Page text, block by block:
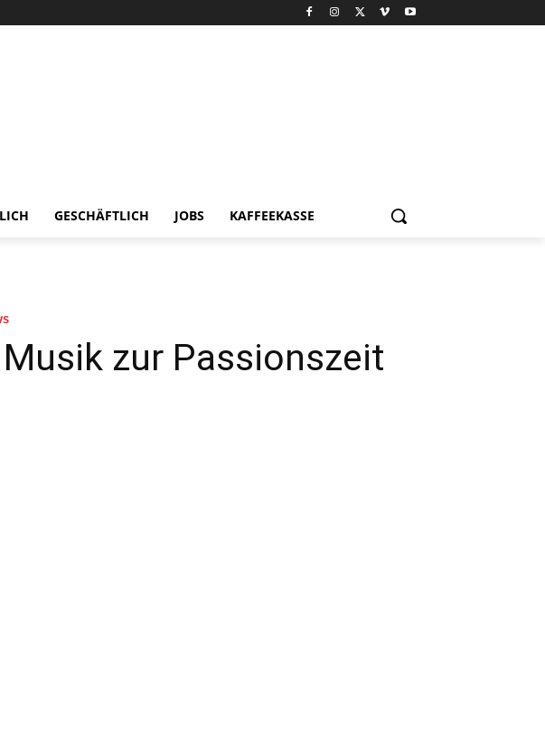
GESCHÄFTLICH JOBS KAFFEEKASSE
zur Passionszeit